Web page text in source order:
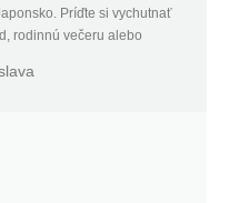
Príďte si vychutnať
rodinnú večeru alebo